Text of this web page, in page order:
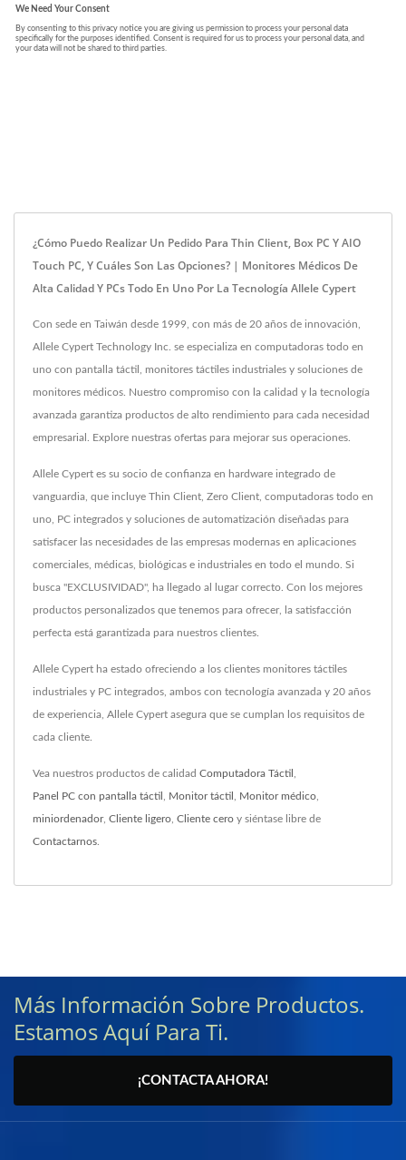
¿Cómo Puedo Realizar Un Pedido Para Thin Client, Box PC Y AIO
Touch PC, Y Cuáles Son Las Opciones? | Monitores Médicos De
Alta Calidad Y PCs Todo En Uno Por La Tecnología Allele Cypert
Con sede en Taiwán desde 1999, con más de 20 años de innovación,
Allele Cypert Technology Inc. se especializa en computadoras todo en
uno con pantalla táctil, monitores táctiles industriales y soluciones de
monitores médicos. Nuestro compromiso con la calidad y la tecnología
avanzada garantiza productos de alto rendimiento para cada necesidad
empresarial. Explore nuestras ofertas para mejorar sus operaciones.
Allele Cypert es su socio de confianza en hardware integrado de
vanguardia, que incluye Thin Client, Zero Client, computadoras todo en
uno, PC integrados y soluciones de automatización diseñadas para
satisfacer las necesidades de las empresas modernas en aplicaciones
comerciales, médicas, biológicas e industriales en todo el mundo. Si
busca "EXCLUSIVIDAD", ha llegado al lugar correcto. Con los mejores
productos personalizados que tenemos para ofrecer, la satisfacción
perfecta está garantizada para nuestros clientes.
Allele Cypert ha estado ofreciendo a los clientes monitores táctiles
industriales y PC integrados, ambos con tecnología avanzada y 20 años
de experiencia, Allele Cypert asegura que se cumplan los requisitos de
cada cliente.
Vea nuestros productos de calidad Computadora Táctil
Panel PC con pantalla táctil Monitor táctil Monitor médico
miniordenador, Cliente ligero Cliente cero y siéntase libre de
Contactarnos
Más Información Sobre Productos.
Estamos Aquí Para Ti.
¡CONTACTA AHORA!